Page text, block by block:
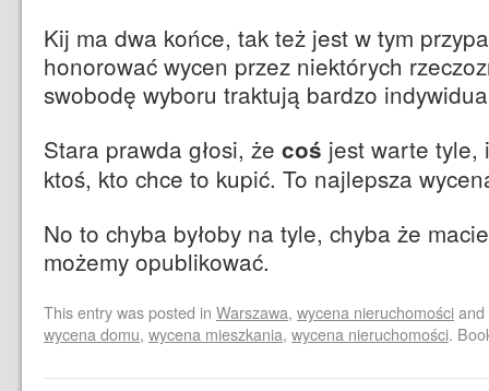
Kij ma dwa końce, tak też jest w tym
honorować wycen przez niektórych
swobodę wyboru traktują bardzo
Stara prawda głosi, że coś jest warte tyle,
ktoś, kto chce to kupić. To najlepsza
No to chyba byłoby na tyle, chyba że
możemy opublikować.
This entry was posted in Warszawa, wycena nieruchomości
wycena domu, wycena mieszkania, wycena nieruchomości.